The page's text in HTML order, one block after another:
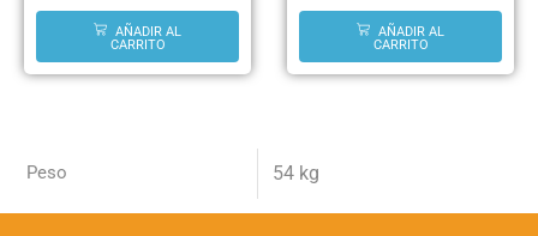
AÑADIR AL
CARRITO
AÑADIR AL
CARRITO
Peso 54 kg